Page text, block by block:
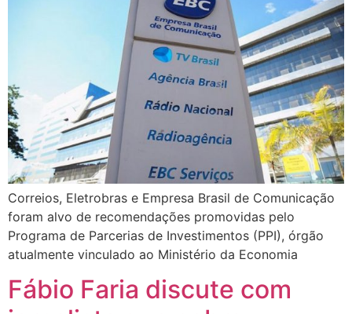
Correios, Eletrobras e Empresa Brasil de Comunicação
foram alvo de recomendações promovidas pelo
Programa de Parcerias de Investimentos (PPI), órgão
atualmente vinculado ao Ministério da Economia
Fábio Faria discute com